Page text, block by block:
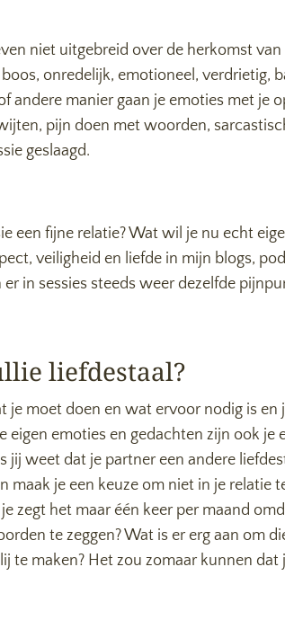
niet uitgebreid over de herkomst
onredelijk, emotioneel, verdrietig,
andere manier gaan je emoties met je
pijn doen met woorden,
geslaagd.
een fijne relatie? Wat wil je nu echt
veiligheid en liefde in mijn blogs,
in sessies steeds weer dezelfde
liefdestaal?
je moet doen en wat ervoor nodig is en
eigen emoties en gedachten zijn ook
jij weet dat je partner een andere
maak je een keuze om niet in je
je zegt het maar één keer per maand
te zeggen? Wat is er erg aan om
te maken? Het zou zomaar kunnen